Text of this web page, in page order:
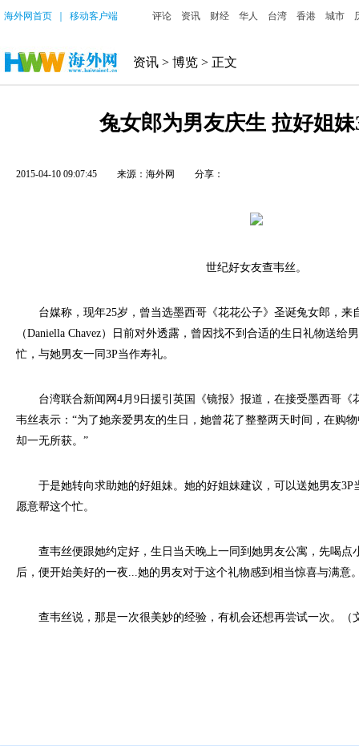
海外网首页 移动客户端 评论 资讯 财经 华人 台湾 香港 城市
资讯 > 博览 > 正文
兔女郎为男友庆生 拉好姐妹
2015-04-10 09:07:45 来源：海外网 分享：
世纪好女友查韦丝。
台媒称，现年25岁，曾当选墨西哥《花花公子》圣诞兔女郎，来
（Daniella Chavez）日前对外透露，曾因找不到合适的生日礼物送给
忙，与她男友一同3P当作寿礼。
台湾联合新闻网4月9日援引英国《镜报》报道，在接受墨西哥《
韦丝表示：“为了她亲爱男友的生日，她曾花了整整两天时间，在购
却一无所获。”
于是她转向求助她的好姐妹。她的好姐妹建议，可以送她男友3P
愿意帮这个忙。
查韦丝便跟她约定好，生日当天晚上一同到她男友公寓，先喝点
后，便开始美好的一夜...她的男友对于这个礼物感到相当惊喜与满意
查韦丝说，那是一次很美妙的经验，有机会还想再尝试一次。（